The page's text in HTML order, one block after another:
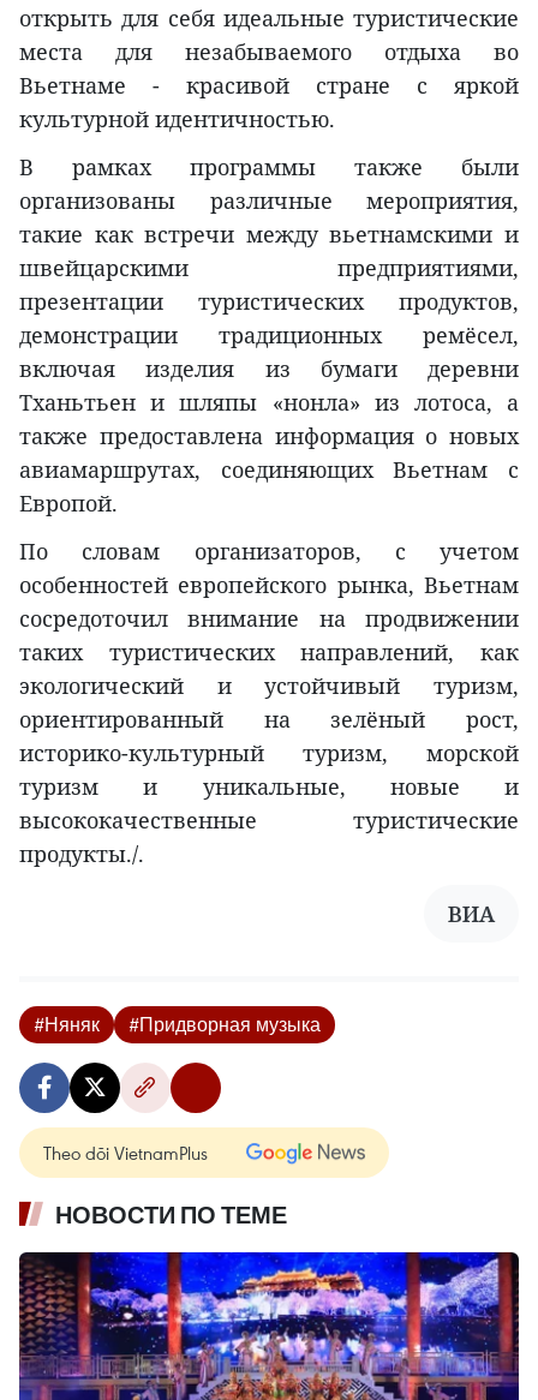
открыть для себя идеальные туристические
места для незабываемого отдыха во
Вьетнаме - красивой стране с яркой
культурной идентичностью.
В рамках программы также были
организованы различные мероприятия,
такие как встречи между вьетнамскими и
швейцарскими предприятиями,
презентации туристических продуктов,
демонстрации традиционных ремёсел,
включая изделия из бумаги деревни
Тханьтьен и шляпы «нонла» из лотоса, а
также предоставлена информация о новых
авиамаршрутах, соединяющих Вьетнам с
Европой.
По словам организаторов, с учетом
особенностей европейского рынка, Вьетнам
сосредоточил внимание на продвижении
таких туристических направлений, как
экологический и устойчивый туризм,
ориентированный на зелёный рост,
историко-культурный туризм, морской
туризм и уникальные, новые и
высококачественные туристические
продукты./.
ВИА
#Няняк #Придворная музыка
Theo dõi VietnamPlus
НОВОСТИ ПО ТЕМЕ